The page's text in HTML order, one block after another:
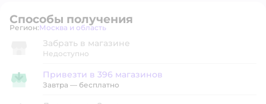
Способы получения
Регион: Выбор адреса доставки.
Москва и область
Забрать в магазине
Недоступно
Привезти в магазин
Привезти в 396 магазинов
Завтра — бесплатно